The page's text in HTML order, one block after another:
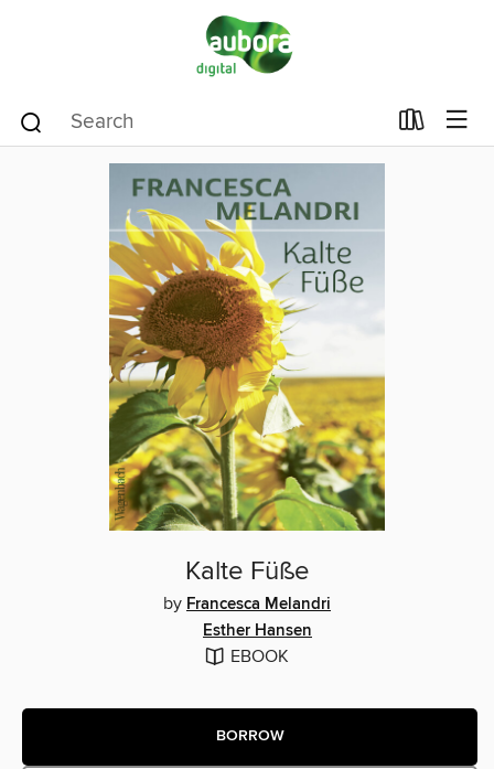
Kalte Füße
by Francesca Melandri
Esther Hansen
EBOOK
BORROW